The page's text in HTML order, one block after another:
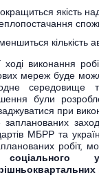
якість
кількість
ході виконання
мереж буде
середовище
були
при
МБРР та
робіт,